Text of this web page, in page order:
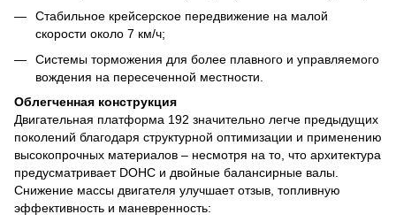
Стабильное крейсерское передвижение на малой
скорости около 7 км/ч;
Системы торможения для более плавного и управляемого
вождения на пересеченной местности.
Облегченная конструкция
Двигательная платформа 192 значительно легче предыдущих
поколений благодаря структурной оптимизации и применению
высокопрочных материалов – несмотря на то, что архитектура
предусматривает DOHC и двойные балансирные валы.
Снижение массы двигателя улучшает отзыв, топливную
эффективность и маневренность: